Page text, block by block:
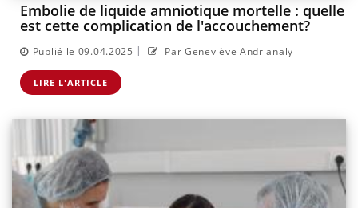
Embolie de liquide amniotique mortelle : quelle
est cette complication de l'accouchement?
Publié le 09.04.2025 | Par Geneviève Andrianaly
LIRE L'ARTICLE